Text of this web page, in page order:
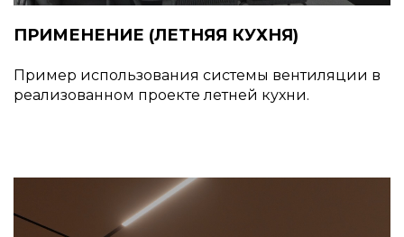
ПРИМЕНЕНИЕ (ЛЕТНЯЯ КУХНЯ)
Пример использования системы вентиляции в
реализованном проекте летней кухни.